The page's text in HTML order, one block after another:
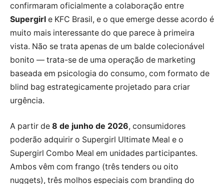
confirmaram oficialmente a colaboração entre
Supergirl e KFC Brasil, e o que emerge desse acordo é
muito mais interessante do que parece à primeira
vista. Não se trata apenas de um balde colecionável
bonito — trata-se de uma operação de marketing
baseada em psicologia do consumo, com formato de
blind bag estrategicamente projetado para criar
urgência.
A partir de 8 de junho de 2026, consumidores
poderão adquirir o Supergirl Ultimate Meal e o
Supergirl Combo Meal em unidades participantes.
Ambos vêm com frango (três tenders ou oito
nuggets), três molhos especiais com branding do